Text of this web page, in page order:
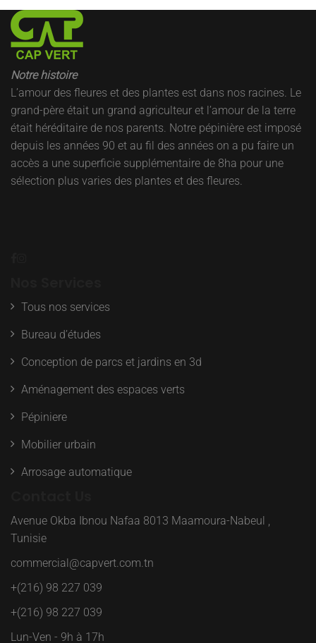
Notre histoire
L’amour des fleures et des plantes est dans nos racines. Le
grand-père était un grand agriculteur et l’amour de la terre
était héréditaire de nos parents. Notre pépinière est imposé
depuis les années 90 et au fil des années on a pu faire un
accès a une superficie supplémentaire de 8ha pour une
sélection plus varies des plantes et des fleures.
Tous nos services
Bureau d’études
Conception de parcs et jardins en 3d
Aménagement des espaces verts
Pépiniere
Mobilier urbain
Arrosage automatique
Avenue Okba Ibnou Nafaa 8013 Maamoura-Nabeul ,
Tunisie
commercial@capvert.com.tn
+(216) 98 227 039
+(216) 98 227 039
Lun-Ven - 9h à 17h